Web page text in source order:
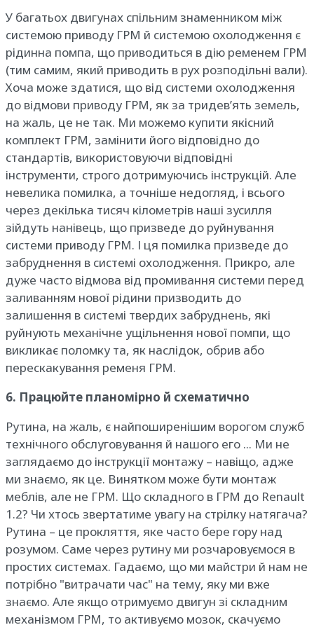
У багатьох двигунах спільним знаменником між
системою приводу ГРМ й системою охолодження є
рідинна помпа, що приводиться в дію ременем ГРМ
(тим самим, який приводить в рух розподільні вали).
Хоча може здатися, що від системи охолодження
до відмови приводу ГРМ, як за тридев’ять земель,
на жаль, це не так. Ми можемо купити якісний
комплект ГРМ, замінити його відповідно до
стандартів, використовуючи відповідні
інструменти, строго дотримуючись інструкцій. Але
невелика помилка, а точніше недогляд, і всього
через декілька тисяч кілометрів наші зусилля
зійдуть нанівець, що призведе до руйнування
системи приводу ГРМ. І ця помилка призведе до
забруднення в системі охолодження. Прикро, але
дуже часто відмова від промивання системи перед
заливанням нової рідини призводить до
залишення в системі твердих забруднень, які
руйнують механічне ущільнення нової помпи, що
викликає поломку та, як наслідок, обрив або
перескакування ременя ГРМ.
6. Працюйте планомірно й схематично
Рутина, на жаль, є найпоширенішим ворогом служб
технічного обслуговування й нашого его ... Ми не
заглядаємо до інструкції монтажу – навіщо, адже
ми знаємо, як це. Винятком може бути монтаж
меблів, але не ГРМ. Що складного в ГРМ до Renault
1.2? Чи хтось звертатиме увагу на стрілку натягача?
Рутина – це прокляття, яке часто бере гору над
розумом. Саме через рутину ми розчаровуємося в
простих системах. Гадаємо, що ми майстри й нам не
потрібно "витрачати час" на тему, яку ми вже
знаємо. Але якщо отримуємо двигун зі складним
механізмом ГРМ, то активуємо мозок, скачуємо